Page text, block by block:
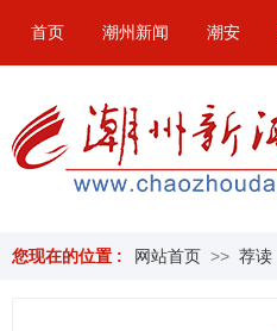
首页 潮州新闻 潮安
您现在的位置 : 网站首页 >> 荐读